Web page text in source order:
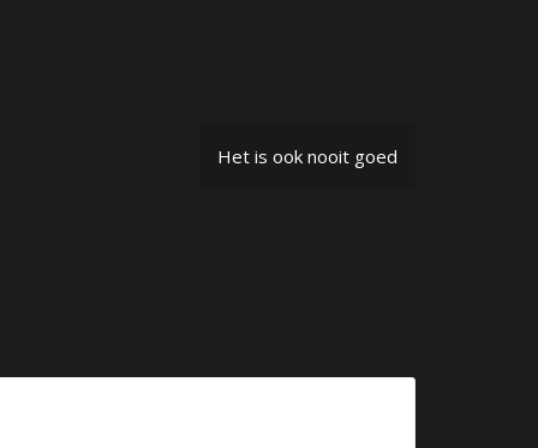
Het is ook nooit goed